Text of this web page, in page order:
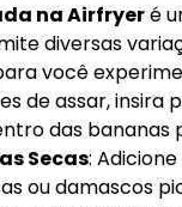
na Airfryeré
diversas
você
de assar, insira
das bananas
Secas:
ou damascos